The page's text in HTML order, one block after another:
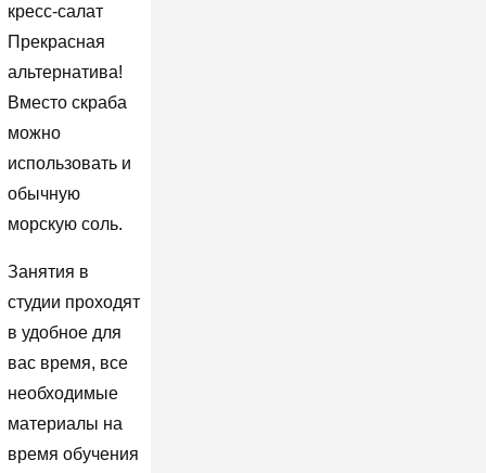
кресс-салат
Прекрасная
альтернатива!
Вместо скраба
можно
использовать и
обычную
морскую соль.
Занятия в
студии проходят
в удобное для
вас время, все
необходимые
материалы на
время обучения